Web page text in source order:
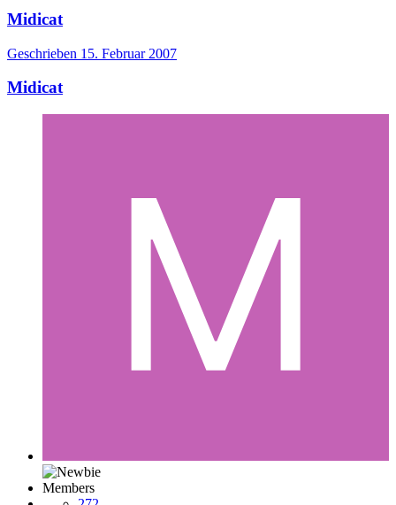
Midicat
Geschrieben 15. Februar 2007
Midicat
Members